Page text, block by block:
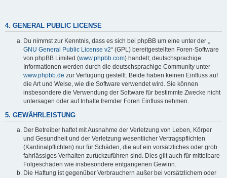
y
V
i
d
e
4. GENERAL PUBLIC LICENSE
Du nimmst zur Kenntnis, dass es sich bei phpBB um eine unter der „
GNU General Public License v2“ (GPL) bereitgestellten Foren-Software
von phpBB Limited (www.phpbb.com) handelt; deutschsprachige
Informationen werden durch die deutschsprachige Community unter
www.phpbb.de zur Verfügung gestellt. Beide haben keinen Einfluss auf
die Art und Weise, wie die Software verwendet wird. Sie können
insbesondere die Verwendung der Software für bestimmte Zwecke nicht
untersagen oder auf Inhalte fremder Foren Einfluss nehmen.
5. GEWÄHRLEISTUNG
Der Betreiber haftet mit Ausnahme der Verletzung von Leben, Körper
und Gesundheit und der Verletzung wesentlicher Vertragspflichten
(Kardinalpflichten) nur für Schäden, die auf ein vorsätzliches oder grob
fahrlässiges Verhalten zurückzuführen sind. Dies gilt auch für mittelbare
Folgeschäden wie insbesondere entgangenen Gewinn.
Die Haftung ist gegenüber Verbrauchern außer bei vorsätzlichem oder